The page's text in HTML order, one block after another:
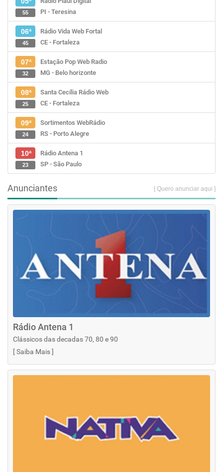
PI - Teresina
55
06ª
Rádio Vida Web Fortal
CE - Fortaleza
45
07ª
Estação Pop Web Radio
MG - Belo horizonte
32
08ª
Santa Cecília Rádio Web
CE - Fortaleza
25
09ª
Sortimentos WebRádio
RS - Porto Alegre
24
10ª
Rádio Antena 1
SP - São Paulo
23
Anunciantes [ Quero anunciar aqui ]
Rádio Antena 1
Clássicos das decadas 70, 80 e 90
[Saiba Mais]